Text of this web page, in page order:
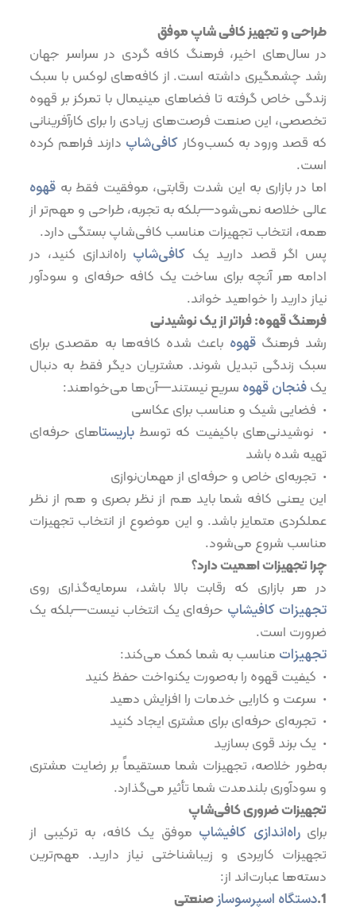
طراحی و تجهیز کافی شاپ موفق
در سال‌های اخیر، فرهنگ کافه گردی در سراسر جهان
رشد چشمگیری داشته است. از کافه‌های لوکس با سبک
زندگی خاص گرفته تا فضاهای مینیمال با تمرکز بر قهوه
تخصصی، این صنعت فرصت‌های زیادی را برای کارآفرینانی
که قصد ورود به کسب‌وکارکافی‌شاپ دارند فراهم کرده
است.
اما در بازاری به این شدت رقابتی، موفقیت فقط به قهوه
عالی خلاصه نمی‌شود—بلکه به تجربه، طراحی و مهم‌تر از
همه، انتخاب تجهیزات مناسب کافی‌شاپ بستگی دارد.
پس اگر قصد دارید یک کافی‌شاپ راه‌اندازی کنید، در
ادامه هر آنچه برای ساخت یک کافه حرفه‌ای و سودآور
نیاز دارید را خواهید خواند.
فرهنگ قهوه: فراتر از یک نوشیدنی
رشد فرهنگ قهوه باعث شده کافه‌ها به مقصدی برای
سبک زندگی تبدیل شوند. مشتریان دیگر فقط به دنبال
یکفنجان قهوه سریع نیستند—آن‌ها می‌خواهند:
•⁠ ⁠فضایی شیک و مناسب برای عکاسی
•⁠ ⁠نوشیدنی‌های باکیفیت که توسط باریستاهای حرفه‌ای
تهیه شده باشد
•⁠ ⁠تجربه‌ای خاص و حرفه‌ای از مهمان‌نوازی
این یعنی کافه شما باید هم از نظر بصری و هم از نظر
عملکردی متمایز باشد. و این موضوع از انتخاب تجهیزات
مناسب شروع می‌شود.
چرا تجهیزات اهمیت دارد؟
در هر بازاری که رقابت بالا باشد، سرمایه‌گذاری روی
تجهیزات کافیشاپ حرفه‌ای یک انتخاب نیست—بلکه یک
ضرورت است.
تجهیزات مناسب به شما کمک می‌کند:
•⁠ ⁠کیفیت قهوه را به‌صورت یکنواخت حفظ کنید
•⁠ ⁠سرعت و کارایی خدمات را افزایش دهید
•⁠ ⁠تجربه‌ای حرفه‌ای برای مشتری ایجاد کنید
•⁠ ⁠یک برند قوی بسازید
به‌طور خلاصه، تجهیزات شما مستقیماً بر رضایت مشتری
و سودآوری بلندمدت شما تأثیر می‌گذارد.
تجهیزات ضروری کافی‌شاپ
برایراه‌اندازی کافیشاپ موفق یک کافه، به ترکیبی از
تجهیزات کاربردی و زیباشناختی نیاز دارید. مهم‌ترین
دسته‌ها عبارت‌اند از:
1.دستگاه اسپرسوسازصنعتی